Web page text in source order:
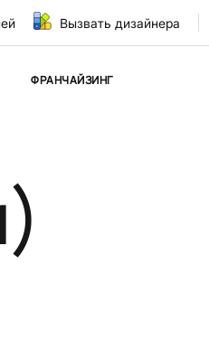
Вызвать дизайнера
ФРАНЧАЙЗИНГ